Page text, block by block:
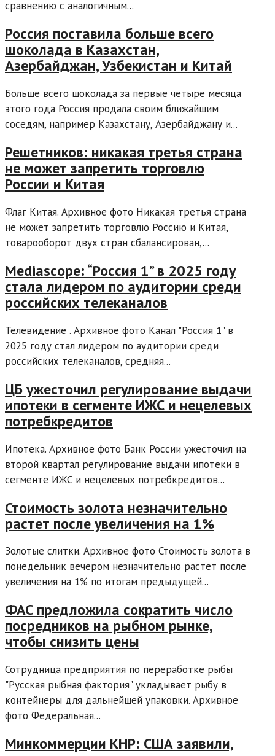
сравнению с аналогичным...
Россия поставила больше всего
шоколада в Казахстан,
Азербайджан, Узбекистан и Китай
Больше всего шоколада за первые четыре месяца
этого года Россия продала своим ближайшим
соседям, например Казахстану, Азербайджану и...
Решетников: никакая третья страна
не может запретить торговлю
России и Китая
Флаг Китая. Архивное фото Никакая третья страна
не может запретить торговлю Россию и Китая,
товарооборот двух стран сбалансирован,...
Mediascope: “Россия 1” в 2025 году
стала лидером по аудитории среди
российских телеканалов
Телевидение . Архивное фото Канал "Россия 1" в
2025 году стал лидером по аудитории среди
российских телеканалов, средняя...
ЦБ ужесточил регулирование выдачи
ипотеки в сегменте ИЖС и нецелевых
потребкредитов
Ипотека. Архивное фото Банк России ужесточил на
второй квартал регулирование выдачи ипотеки в
сегменте ИЖС и нецелевых потребкредитов...
Стоимость золота незначительно
растет после увеличения на 1%
Золотые слитки. Архивное фото Стоимость золота в
понедельник вечером незначительно растет после
увеличения на 1% по итогам предыдущей...
ФАС предложила сократить число
посредников на рыбном рынке,
чтобы снизить цены
Сотрудница предприятия по переработке рыбы
"Русская рыбная фактория" укладывает рыбу в
контейнеры для дальнейшей упаковки. Архивное
фото Федеральная...
Минкоммерции КНР: США заявили,